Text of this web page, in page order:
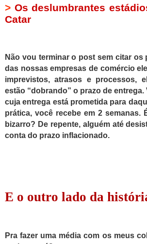
> Os deslumbrantes
Catar
Não vou terminar o post sem citar os
das nossas empresas de comércio
imprevistos, atrasos e processos,
estão “dobrando” o prazo de entrega.
cuja entrega está prometida para
prática, você recebe em 2 semanas.
bizarro? De repente, alguém até
conta do prazo inflacionado.
E o outro lado da
Pra fazer uma média com os meus